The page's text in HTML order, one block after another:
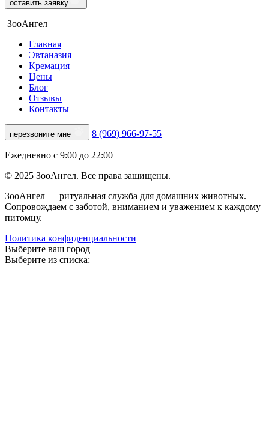
оставить заявку
ЗооАнгел
Главная
Эвтаназия
Кремация
Цены
Блог
Отзывы
Контакты
перезвоните мне 8 (969) 966-97-55
Ежедневно с 9:00 до 22:00
© 2025 ЗооАнгел. Все права защищены.
ЗооАнгел — ритуальная служба для домашних животных.
Сопровождаем с заботой, вниманием и уважением к каждому
питомцу.
Политика конфиденциальности
Выберите ваш город
Выберите из списка: